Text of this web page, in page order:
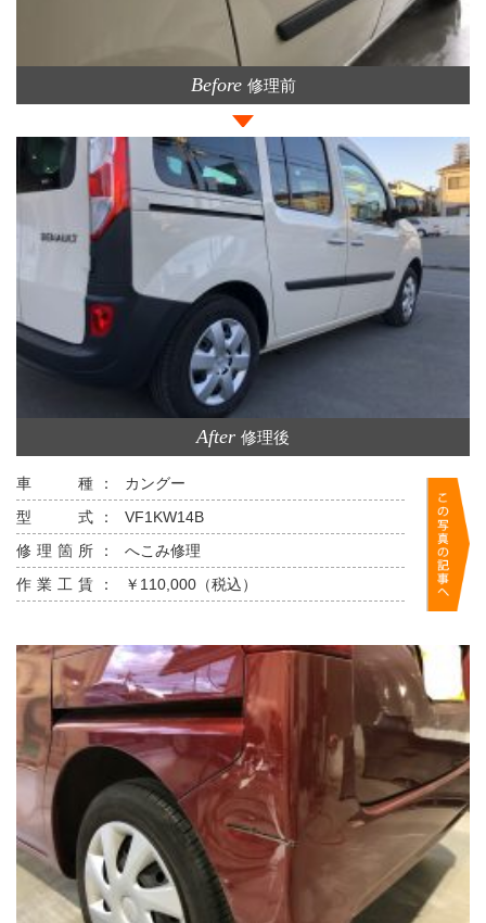
Before 修理前
After 修理後
車 種：
カングー
型 式：
VF1KW14B
修理箇所：
へこみ修理
作業工賃：
￥110,000（税込）